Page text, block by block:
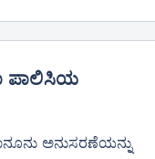
ಅನುಸರಣೆಯನ್ನು